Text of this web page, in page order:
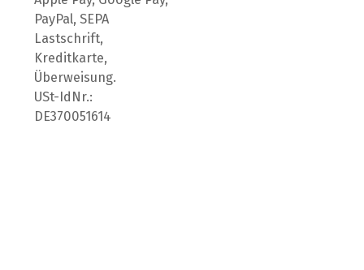
PayPal, SEPA
Lastschrift,
Kreditkarte,
Überweisung.
USt-IdNr.:
DE370051614